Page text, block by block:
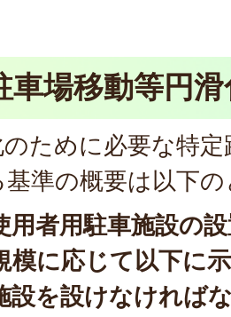
車場移動等円
ために必要な特
準の概要は以下
用者用駐車施設の
模に応じて以下に
設を設けなければ